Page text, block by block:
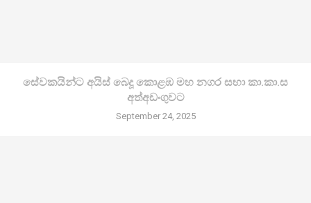
සේවකයින්ට අයිස් බෙදූ කොළඹ මහ නගර සභා කා.කා.ස
අත්අඩංගුවට
September 24, 2025